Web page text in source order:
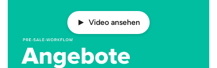
Video ansehen